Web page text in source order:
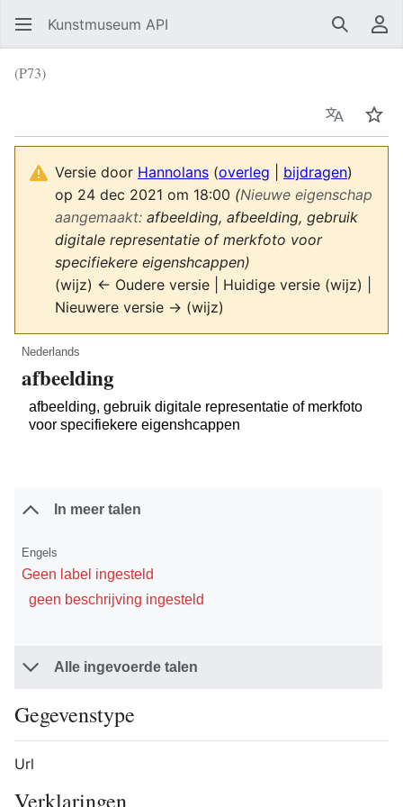
Kunstmuseum API Zoeken
(P73)
Taal
Versie door Hannolans (overleg bijdragen)
op 24 dec 2021 om 18:00 (‎Nieuwe eigenschap
aangemaakt: afbeelding, afbeelding, gebruik
digitale representatie of merkfoto voor
specifiekere eigenshcappen)
(wijz) ← Oudere versie | Huidige versie (wijz) |
Nieuwere versie → (wijz)
Nederlands
afbeelding
afbeelding, gebruik digitale representatie of merkfoto
voor specifiekere eigenshcappen
In meer talen
Engels
Geen label ingesteld
geen beschrijving ingesteld
Alle ingevoerde talen
Gegevenstype
Url
Verklaringen